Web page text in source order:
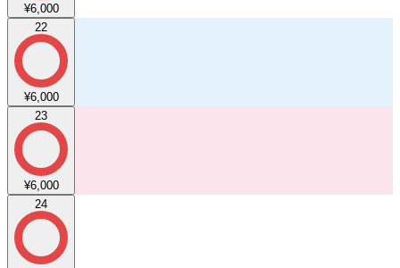
¥6,000
22
¥6,000
23
¥6,000
24